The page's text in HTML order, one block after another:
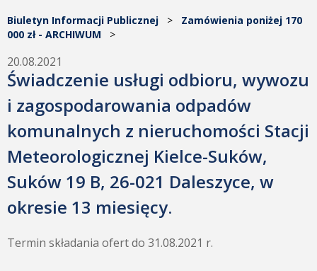
Biuletyn Informacji Publicznej > Zamówienia poniżej 170
000 zł - ARCHIWUM >
20.08.2021
Świadczenie usługi odbioru, wywozu
i zagospodarowania odpadów
komunalnych z nieruchomości Stacji
Meteorologicznej Kielce-Suków,
Suków 19 B, 26-021 Daleszyce, w
okresie 13 miesięcy.
Termin składania ofert do 31.08.2021 r.